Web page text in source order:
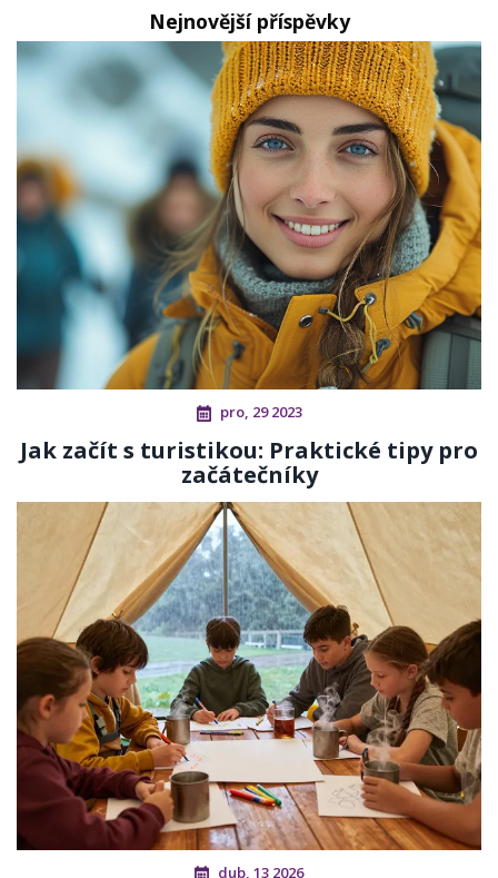
Nejnovější příspěvky
pro, 29 2023
Jak začít s turistikou: Praktické tipy pro
začátečníky
dub, 13 2026